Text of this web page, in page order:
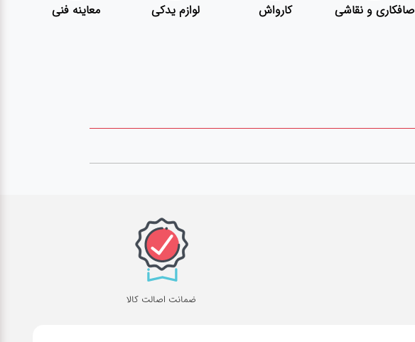
صافکاری و نقاشی کارواش لوازم یدکی معاینه فنی
ضمانت اصالت کالا